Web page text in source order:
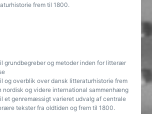
frem til 1800.
grundbegreber og metoder inden for litterær
og overblik over dansk litteraturhistorie frem
nordisk og videre international sammenhæng
et genremæssigt varieret udvalg af centrale
tekster fra oldtiden og frem til 1800.